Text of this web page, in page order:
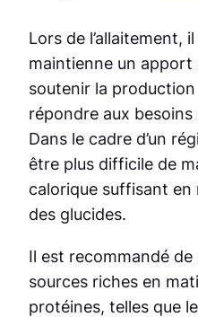
Lors de l’allaitement,
maintienne un
soutenir la
répondre aux
Dans le cadre d’un
être plus difficile de
calorique suffisant
des glucides.
Il est recommandé
sources riches en
protéines, telles que